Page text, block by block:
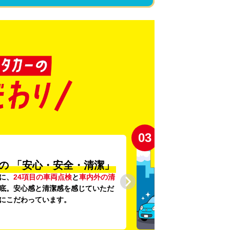
「安心・安全・清潔」
、 24項目の車両点検と車内外の清
。安心感と清潔感を感じていただ
こだわっています。
03